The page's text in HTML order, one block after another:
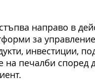
направо в
за
инвестиции,
на печалби според